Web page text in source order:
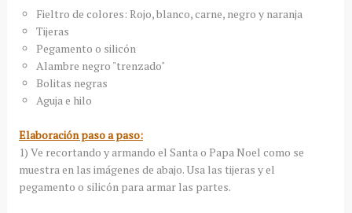
Fieltro de colores: Rojo, blanco, carne, negro y naranja
Tijeras
Pegamento o silicón
Alambre negro "trenzado"
Bolitas negras
Aguja e hilo
Elaboración paso a paso:
1) Ve recortando y armando el Santa o Papa Noel como se
muestra en las imágenes de abajo. Usa las tijeras y el
pegamento o silicón para armar las partes.